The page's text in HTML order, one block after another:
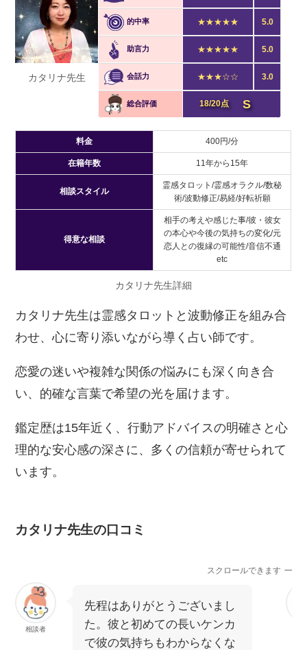
カタリナ先生
的中率 ★★★★★ 5.0
助言力 ★★★★★ 5.0
会話力 ★★★☆☆ 3.0
総合評価 18/20点 S
料金 400円/分
在籍年数 11年から15年
相談スタイル
霊感タロット/霊感オラクル/数秘
術/波動修正/易経/好転祈願
得意な相談
相手の考えや感じた事/彼・彼女
の本心や今後の気持ちの変化/元
恋人との復縁の可能性/音信不通
etc
カタリナ先生詳細
カタリナ先生は霊感タロットと波動修正を組み合
わせ、心に寄り添いながら導く占い師です。
恋愛の迷いや複雑な関係の悩みにも深く向き合
い、的確な言葉で希望の光を届けます。
鑑定歴は15年近く、行動アドバイスの明確さと心
理的な安心感の深さに、多くの信頼が寄せられて
います。
カタリナ先生の口コミ
スクロールできます
相談者
先程はありがとうございまし
た。彼と初めての長いケンカ
で彼の気持ちもわからなくな